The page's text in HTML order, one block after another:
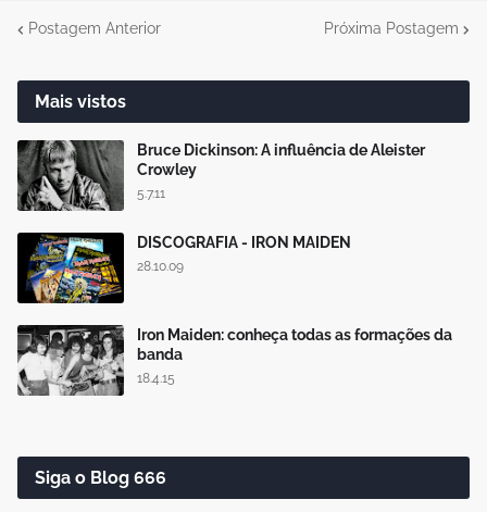
Postagem Anterior Próxima Postagem
Mais vistos
Bruce Dickinson: A influência de Aleister
Crowley
5.7.11
DISCOGRAFIA - IRON MAIDEN
28.10.09
Iron Maiden: conheça todas as formações da
banda
18.4.15
Siga o Blog 666